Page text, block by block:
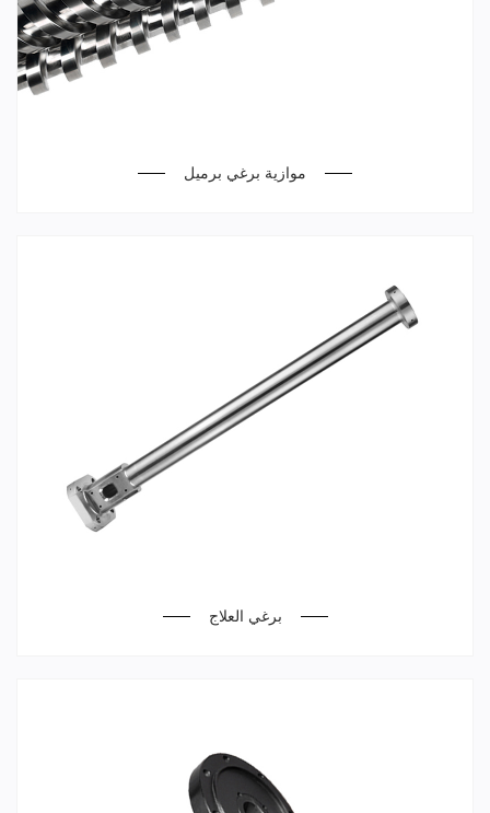
موازية برغي برميل
برغي العلاج